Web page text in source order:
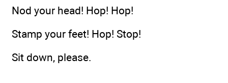
Nod your head! Hop! Hop!
Stamp your feet! Hop! Stop!
Sit down, please.